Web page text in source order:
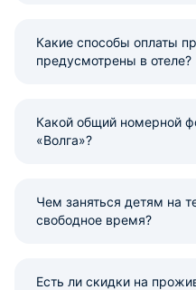
Какие способы оплаты
предусмотрены в отеле?
Какой общий номерной
«Волга»?
Чем заняться детям на
свободное время?
Есть ли скидки на